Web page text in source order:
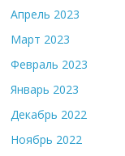
Апрель 2023
Март 2023
Февраль 2023
Январь 2023
Декабрь 2022
Ноябрь 2022